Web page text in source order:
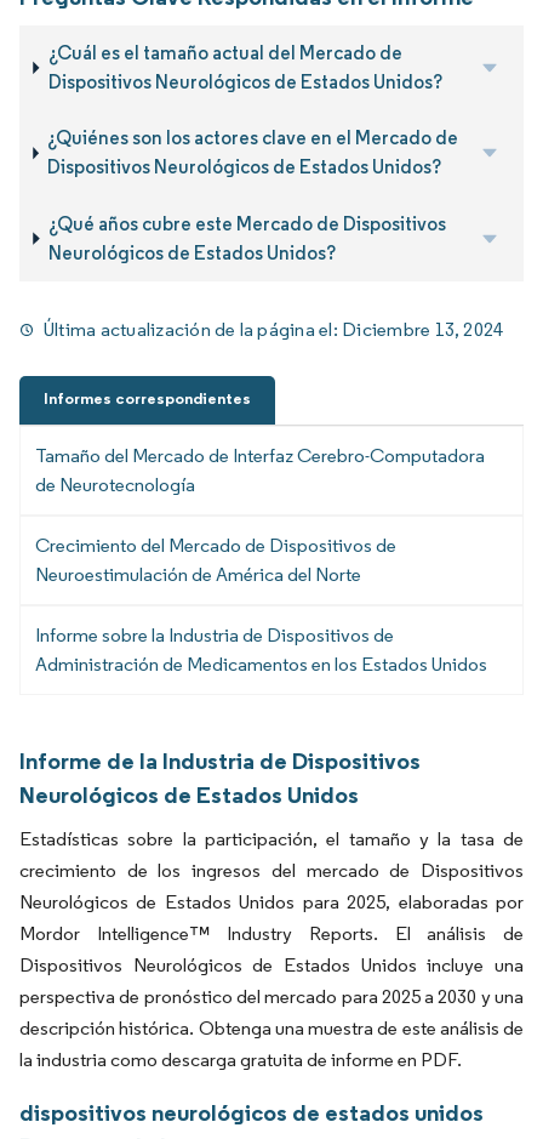
¿Cuál es el tamaño actual del Mercado de
Dispositivos Neurológicos de Estados Unidos?
¿Quiénes son los actores clave en el Mercado de
Dispositivos Neurológicos de Estados Unidos?
¿Qué años cubre este Mercado de Dispositivos
Neurológicos de Estados Unidos?
Última actualización de la página el: Diciembre 13, 2024
Informes correspondientes
Tamaño del Mercado de Interfaz Cerebro-Computadora
de Neurotecnología
Crecimiento del Mercado de Dispositivos de
Neuroestimulación de América del Norte
Informe sobre la Industria de Dispositivos de
Administración de Medicamentos en los Estados Unidos
Informe de la Industria de Dispositivos
Neurológicos de Estados Unidos
Estadísticas sobre la participación, el tamaño y la tasa de
crecimiento de los ingresos del mercado de Dispositivos
Neurológicos de Estados Unidos para 2025, elaboradas por
Mordor Intelligence™ Industry Reports. El análisis de
Dispositivos Neurológicos de Estados Unidos incluye una
perspectiva de pronóstico del mercado para 2025 a 2030 y una
descripción histórica. Obtenga una muestra de este análisis de
la industria como descarga gratuita de informe en PDF.
dispositivos neurológicos de estados unidos